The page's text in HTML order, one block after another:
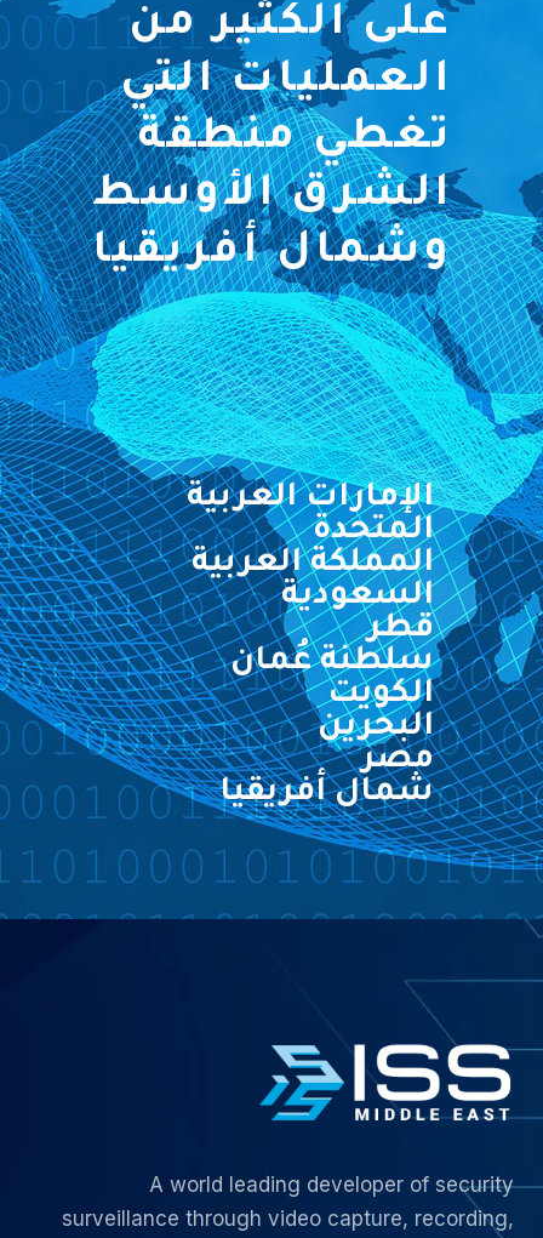
على الكثير من
العمليات التي
تغطي منطقة
الشرق الأوسط
وشمال أفريقيا
الإمارات العربية
المتحدة
المملكة العربية
السعودية
قطر
سلطنة عُمان
الكويت
البحرين
مصر
شمال أفريقيا
A world leading developer of security
surveillance through video capture, recording,